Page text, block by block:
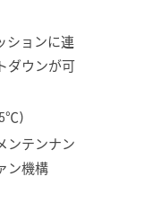
ションに連
ダウンが可
ンテンナン
ン機構